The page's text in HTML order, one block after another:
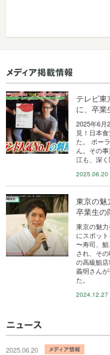
テレビ東
に、卒業
2025年6月
見！日本
た。 ポー
ん。その
江も、深く
2025.06.20
東京の魅
卒業生の
東京の魅
にスポッ
〜寿司、
され、そ
の高級鮨
義明さん
た。
2024.12.27
2025.06.20